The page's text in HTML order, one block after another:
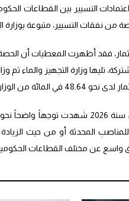
التسيير بين القطاعات
نفقات التسيير، متبوعة بوزارة
فقد أظهرت المعطيات أن
تليها وزارة التجهيز والماء ثم
محدودة ولم تتجاوز مليار درهم.
وتبرز هذه الأرقام أن سنة 2026
المحدثة أو من حيث
واسع عن مختلف القطاعات